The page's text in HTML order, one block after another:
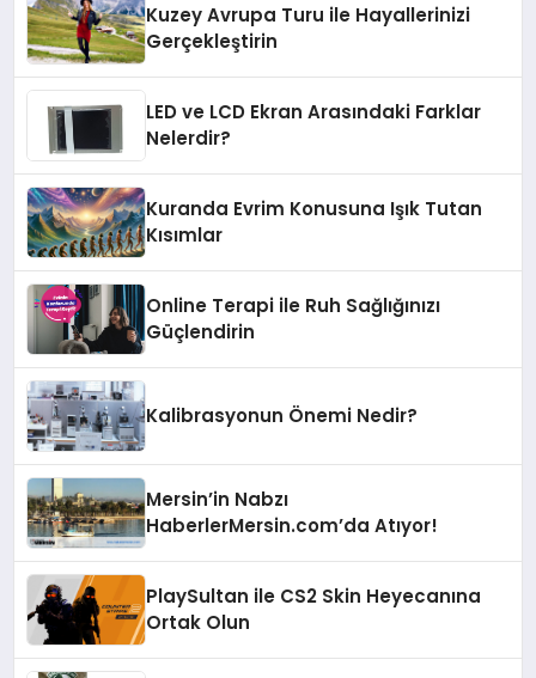
Kuzey Avrupa Turu ile Hayallerinizi
Gerçekleştirin
LED ve LCD Ekran Arasındaki Farklar
Nelerdir?
Kuranda Evrim Konusuna Işık Tutan
Kısımlar
Online Terapi ile Ruh Sağlığınızı
Güçlendirin
Kalibrasyonun Önemi Nedir?
Mersin’in Nabzı
HaberlerMersin.com’da Atıyor!
PlaySultan ile CS2 Skin Heyecanına
Ortak Olun